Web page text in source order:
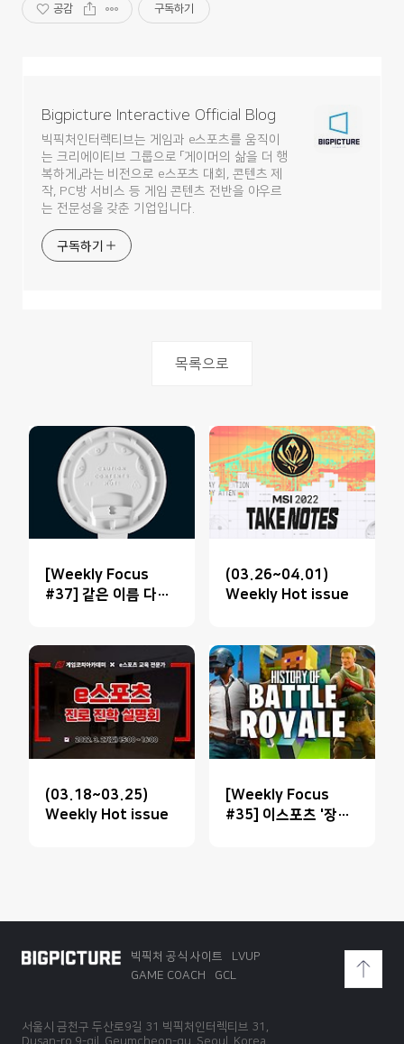
공감 구독하기
Bigpicture Interactive Official Blog
빅픽처인터렉티브는 게임과 e스포츠를 움직이
는 크리에이티브 그룹으로 「게이머의 삶을 더 행
복하게」라는 비전으로 e스포츠 대회, 콘텐츠 제
작, PC방 서비스 등 게임 콘텐츠 전반을 아우르
는 전문성을 갖춘 기업입니다.
구독하기
목록으로
[Weekly Focus
#37] 같은 이름 다른
(03.26~04.01)
Weekly Hot issue
(03.18~03.25)
Weekly Hot issue
[Weekly Focus
#35] 이스포츠 '장르'
빅픽처 공식 사이트
LVUP
GAME COACH
GCL
서울시 금천구 두산로9길 31 빅픽처인터렉티브 31,
Dusan-ro 9-gil, Geumcheon-gu, Seoul, Korea